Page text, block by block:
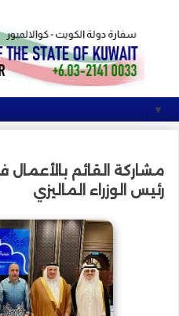
▼
مشاركة القائم بالأعمال
رئيس الوزراء الماليزي